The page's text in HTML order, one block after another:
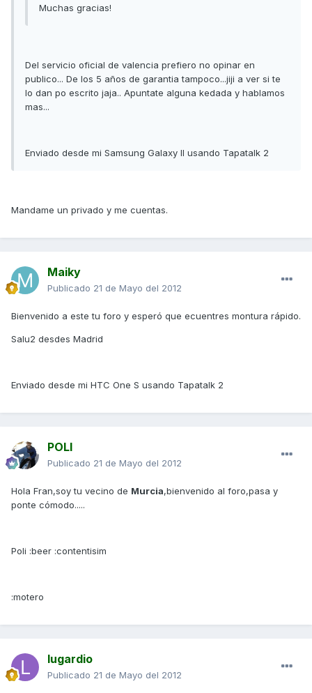
Muchas gracias!
Del servicio oficial de valencia prefiero no opinar en
publico... De los 5 años de garantia tampoco...jiji a ver si te
lo dan po escrito jaja.. Apuntate alguna kedada y hablamos
mas...
Enviado desde mi Samsung Galaxy II usando Tapatalk 2
Mandame un privado y me cuentas.
Maiky
Publicado 21 de Mayo del 2012
Bienvenido a este tu foro y esperó que ecuentres montura rápido.
Salu2 desdes Madrid
Enviado desde mi HTC One S usando Tapatalk 2
POLI
Publicado 21 de Mayo del 2012
Hola Fran,soy tu vecino de Murcia,bienvenido al foro,pasa y
ponte cómodo.....
Poli :beer :contentisim
:motero
lugardio
Publicado 21 de Mayo del 2012